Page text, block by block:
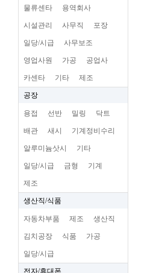
물류센타 용역회사
시설관리 사무직 포장
일당/시급 사무보조
영업사원 가공 공업사
카센타 기타 제조
공장
용접 선반 밀링 닥트
배관 새시 기계정비수리
알루미늄삿시 기타
일당/시급 금형 기계
제조
생산직/식품
자동차부품 제조 생산직
김치공장 식품 가공
일당/시급
전자/휴대폰